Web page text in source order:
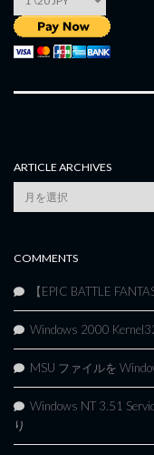
ARTICLE ARCHIVES
Article
Archives
COMMENTS
【EPIC BATTLE
Windows 2000
MSU ファイルを
Windows NT 3.51
り